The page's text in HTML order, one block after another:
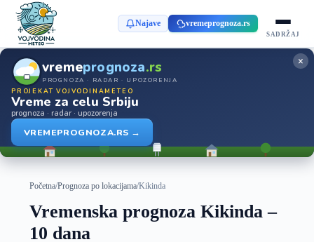
Najave vremeprognoza.rs
SADRŽAJ
vremeprognoza.rs
PROGNOZA · RADAR · UPOZORENJA
PROJEKAT VOJVODINAMETEO
Vreme za celu Srbiju
prognoza · radar · upozorenja
VREMEPROGNOZA.RS →
×
Početna/Prognoza po lokacijama/Kikinda
Vremenska prognoza Kikinda –
10 dana